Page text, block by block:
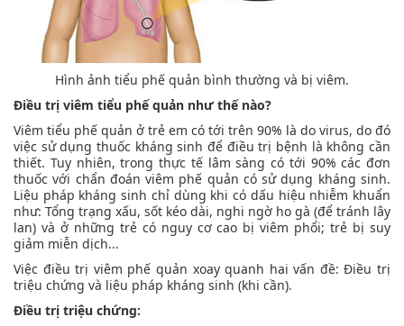
Hình ảnh tiểu phế quản bình thường và bị viêm.
Điều trị viêm tiểu phế quản như thế nào?
Viêm tiểu phế quản ở trẻ em có tới trên 90% là do virus, do đó
việc sử dụng thuốc kháng sinh để điều trị bệnh là không cần
thiết. Tuy nhiên, trong thực tế lâm sàng có tới 90% các đơn
thuốc với chẩn đoán viêm phế quản có sử dụng kháng sinh.
Liệu pháp kháng sinh chỉ dùng khi có dấu hiệu nhiễm khuẩn
như: Tổng trạng xấu, sốt kéo dài, nghi ngờ ho gà (để tránh lây
lan) và ở những trẻ có nguy cơ cao bị viêm phổi; trẻ bị suy
giảm miễn dịch...
Việc điều trị viêm phế quản xoay quanh hai vấn đề: Điều trị
triệu chứng và liệu pháp kháng sinh (khi cần).
Điều trị triệu chứng: